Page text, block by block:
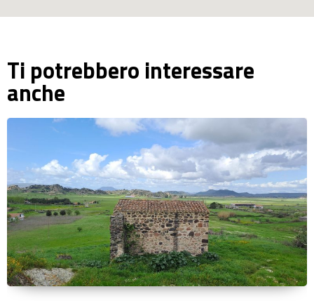
Ti potrebbero interessare
anche